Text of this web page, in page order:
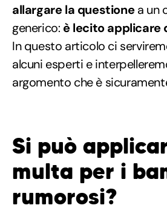
allargare la questionea un
generico: è lecito applicare
In questo articolo ci
alcuni esperti e
argomento che è
Si può
multa per i
rumorosi?